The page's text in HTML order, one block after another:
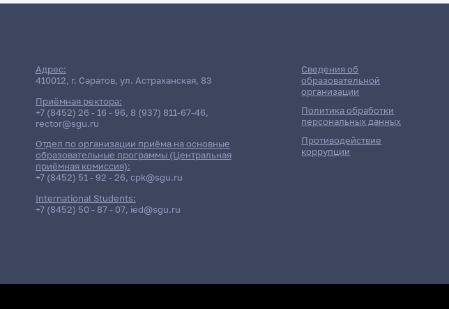
Адрес:
410012, г. Саратов, ул. Астраханская, 83
Приёмная ректора:
+7 (8452) 26 - 16 - 96, 8 (937) 811-67-46,
rector@sgu.ru
Отдел по организации приёма на основные
образовательные программы (Центральная
приёмная комиссия):
+7 (8452) 51 - 92 - 26, cpk@sgu.ru
International Students:
+7 (8452) 50 - 87 - 07, ied@sgu.ru
Сведения об
образовательной
организации
Политика обработки
персональных данных
Противодействие
коррупции